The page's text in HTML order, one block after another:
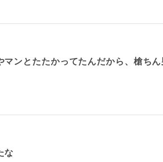
ンとたたかってたんだから、槍ち
な